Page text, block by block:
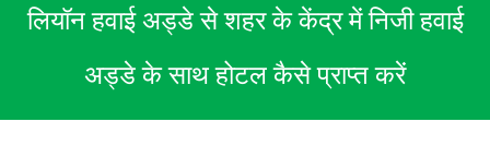
लियॉन हवाई अड्डे से शहर के केंद्र में निजी हवाई
अड्डे के साथ होटल कैसे प्राप्त करें